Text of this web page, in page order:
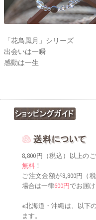
「花鳥風月」シリーズ
出会いは一瞬
感動は一生
8,800円（税込）以上の
無料 ！
ご注文金額が8,800円（
場合は一律600円でお届け
※北海道・沖縄は、以下
ます。